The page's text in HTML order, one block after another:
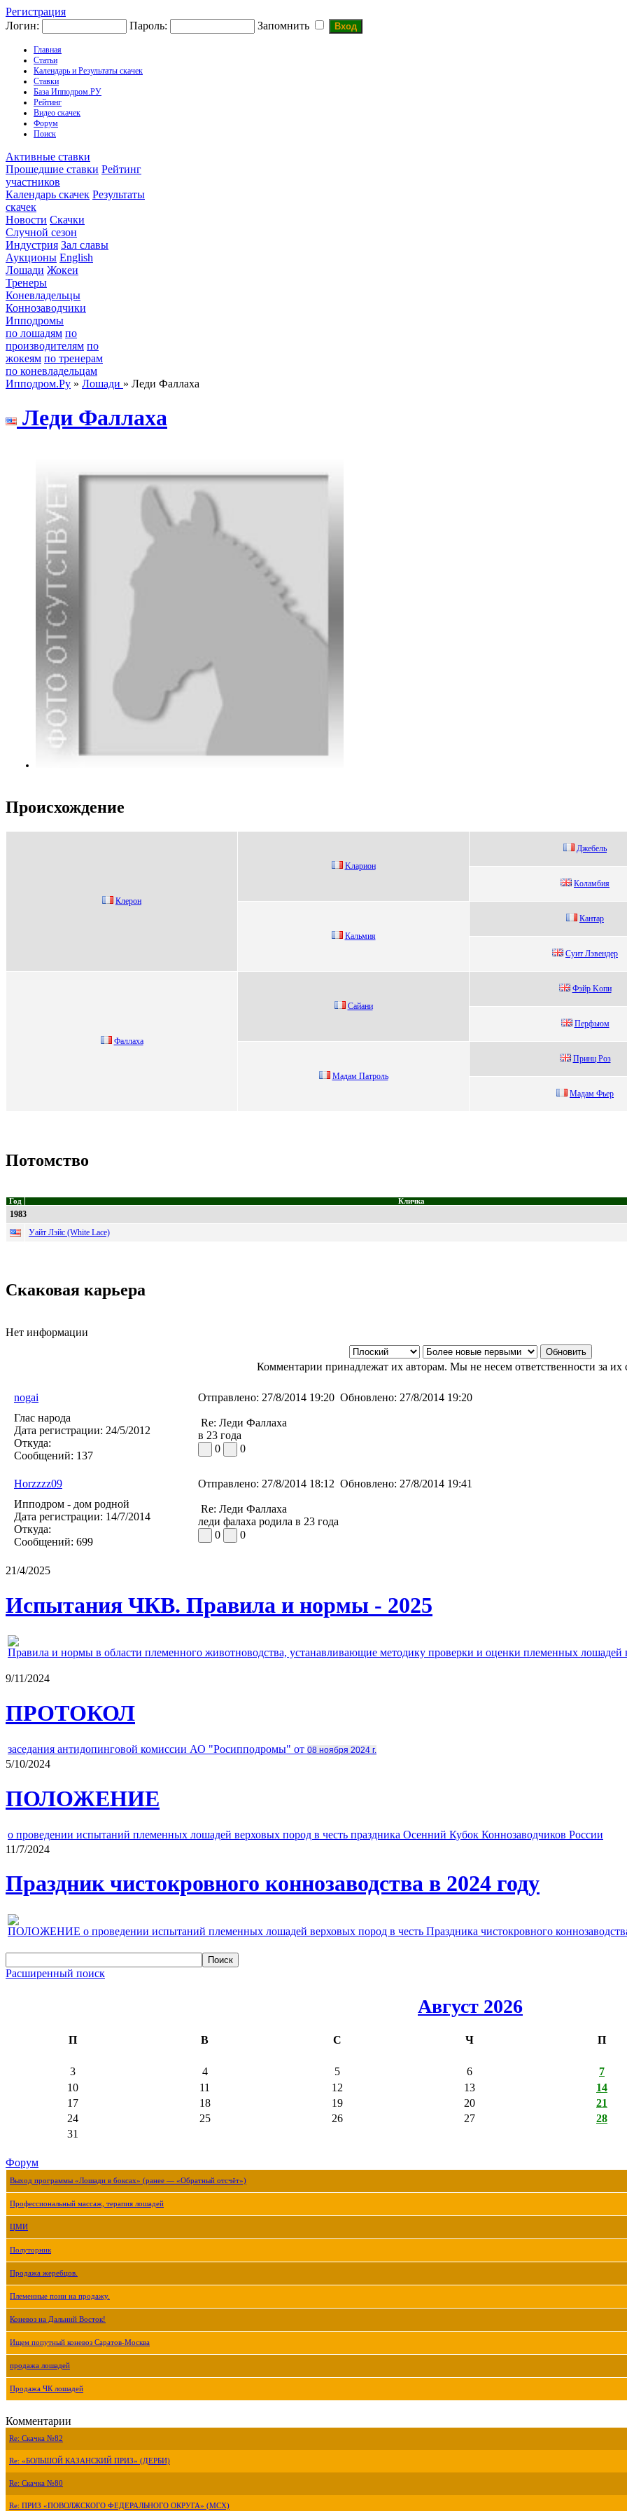
Регистрация
Логин:
Пароль: Запомнить
Главная
Статьи
Календарь и Результаты скачек
Ставки
База Ипподром.РУ
Рейтинг
Видео скачек
Форум
Поиск
Активные ставки
Прошедшие ставки Рейтинг
участников
Календарь скачек Результаты
скачек
Новости Скачки
Случной сезон
Индустрия Зал славы
Аукционы English
Лошади Жокеи
Тренеры
Коневладельцы
Коннозаводчики
Ипподромы
по лошадям по
производителям по
жокеям по тренерам
по коневладельцам
Ипподром.Ру » Лошади » Леди Фаллаха
Лeди Фaллaxa
Происхождение
Клерон
Kлapион
Джебель
Кoлaмбия
Кaльмия
Кaнтaр
Суит Лэвeндep
Фaллaхa
Caйaни
Фэйp Koпи
Пeрфьюм
Мадам Патpoль
Пpинц Poз
Mадам Фьер
Потомство
Год Кличка
1983
Уайт Лэйс (White Lace)
Скаковая карьера
Нет информации
Комментарии принадлежат их авторам. Мы не несем ответственности за их
nogai Отправлено: 27/8/2014 19:20 Обновлено: 27/8/2014 19:20
Глас народа
Дата регистрации: 24/5/2012
Откуда:
Сообщений: 137
Re: Леди Фаллаха
в 23 года
0
0
Horzzzz09 Отправлено: 27/8/2014 18:12 Обновлено: 27/8/2014 19:41
Ипподром - дом родной
Дата регистрации: 14/7/2014
Откуда:
Сообщений: 699
Re: Леди Фаллаха
леди фалаха родила в 23 года
0
0
21/4/2025
Испытания ЧКВ. Правила и нормы - 2025
Правила и нормы в области племенного животноводства, устанавливающие методику проверки и оценки племенных
9/11/2024
ПРОТОКОЛ
заседания антидопинговой комиссии АО "Росипподромы" от 08 ноября 2024 г.
5/10/2024
ПОЛОЖЕНИЕ
о проведении испытаний племенных лошадей верховых пород в честь праздника Осенний Кубок Коннозаводчиков России
11/7/2024
Праздник чистокровного коннозаводства в 2024 году
ПОЛОЖЕНИЕ о проведении испытаний племенных лошадей верховых пород в честь Праздника чистокровного
Расширенный поиск
Август 2026
П В С Ч П
3
4 5 6 7
10
11 12 13 14
17
18 19 20 21
24
25 26 27 28
31
Форум
Выход программы «Лошади в боксах» (ранее — «Обратный отсчёт»)
Профессиональный массаж, терапия лошадей
ЦМИ
Полуторник
Продажа жеребцов.
Племенные пони на продажу.
Коневоз на Дальний Восток!
Ищем попутный коневоз Саратов-Москва
продажа лошадей
Продажа ЧК лошадей
Комментарии
Re: Скачка №82
Re: «БОЛЬШОЙ КАЗАНСКИЙ ПРИЗ» (ДЕРБИ)
Re: Скачка №80
Re: ПРИЗ «ПОВОЛЖСКОГО ФЕДЕРАЛЬНОГО ОКРУГА» (МСХ)